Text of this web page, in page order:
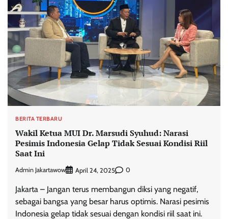
BERITA TERBARU
Wakil Ketua MUI Dr. Marsudi Syuhud: Narasi
Pesimis Indonesia Gelap Tidak Sesuai Kondisi Riil
Saat Ini
Admin Jakartawow April 24, 2025 0
Jakarta – Jangan terus membangun diksi yang negatif,
sebagai bangsa yang besar harus optimis. Narasi pesimis
Indonesia gelap tidak sesuai dengan kondisi riil saat ini.